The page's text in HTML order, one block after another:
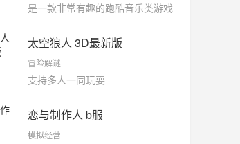
是一款非常有趣的跑酷音乐类游戏
太空狼人 3D最新版
冒险解谜
支持多人一同玩耍
恋与制作人 b服
模拟经营